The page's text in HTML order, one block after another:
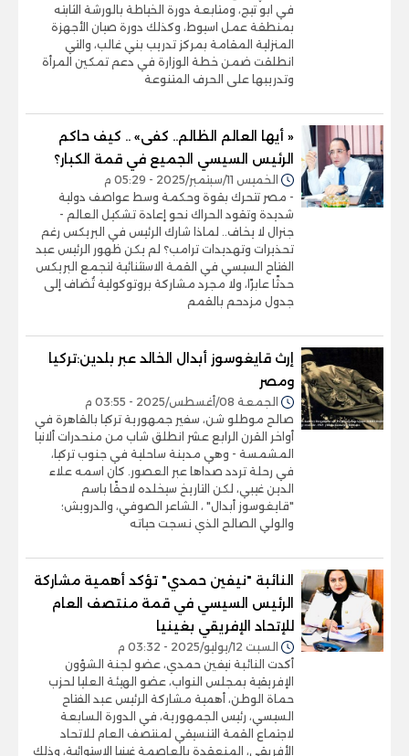
في ابو تيج، ومتابعة دورة الخياطة بالورشة الثابته
بمنطقة عمل اسيوط، وكذلك دورة صيان الأجهزة
المنزلية المقامة بمركز تدريب بني غالب، والتي
انطلقت ضمن خطة الوزارة في دعم تمكين المرأة
وتدريبها على الحرف المتنوعة
« أيها العالم الظالم.. كفى» .. كيف حاكم
الرئيس السيسي الجميع في قمة الكبار؟
الخميس 11/سبتمبر/2025 - 05:29 م
- مصر تتحرك بقوة وحكمة وسط عواصف دولية
شديدة وتقود الحراك نحو إعادة تشكيل العالم -
جنرال لا يخاف.. لماذا شارك الرئيس في البريكس رغم
تحذيرات وتهديدات ترامب؟ لم يكن ظهور الرئيس عبد
الفتاح السيسي في القمة الاستثنائية لتجمع البريكس
حدثًا عابرًا، ولا مجرد مشاركة بروتوكولية تُضاف إلى
جدول مزدحم بالقمم
إرث قايغوسوز أبدال الخالد عبر بلدين:تركيا
ومصر
الجمعة 08/أغسطس/2025 - 03:55 م
صالح موطلو شن، سفير جمهورية تركيا بالقاهرة في
أواخر القرن الرابع عشر انطلق شاب من منحدرات ألانيا
المشمسة - وهي مدينة ساحلية في جنوب تركيا،
في رحلة تردد صداها عبر العصور. كان اسمه علاء
الدين غيبي، لكن التاريخ سيخلده لاحقًا باسم
"قايغوسوز أبدال" ، الشاعر الصوفي، والدرويش؛
والولي الصالح الذي نسجت حياته
النائبة "نيفين حمدي" تؤكد أهمية مشاركة
الرئيس السيسي في قمة منتصف العام
للإتحاد الإفريقي بغينيا
السبت 12/يوليو/2025 - 03:32 م
أكدت النائبة نيفين حمدي، عضو لجنة الشؤون
الإفريقية بمجلس النواب، عضو الهيئة العليا لحزب
حماة الوطن، أهمية مشاركة الرئيس عبد الفتاح
السيسي، رئيس الجمهورية، في الدورة السابعة
لاجتماع القمة التنسيقي لمنتصف العام للاتحاد
الأفريقي، المنعقدة بالعاصمة غينيا الاستوائية، وذلك